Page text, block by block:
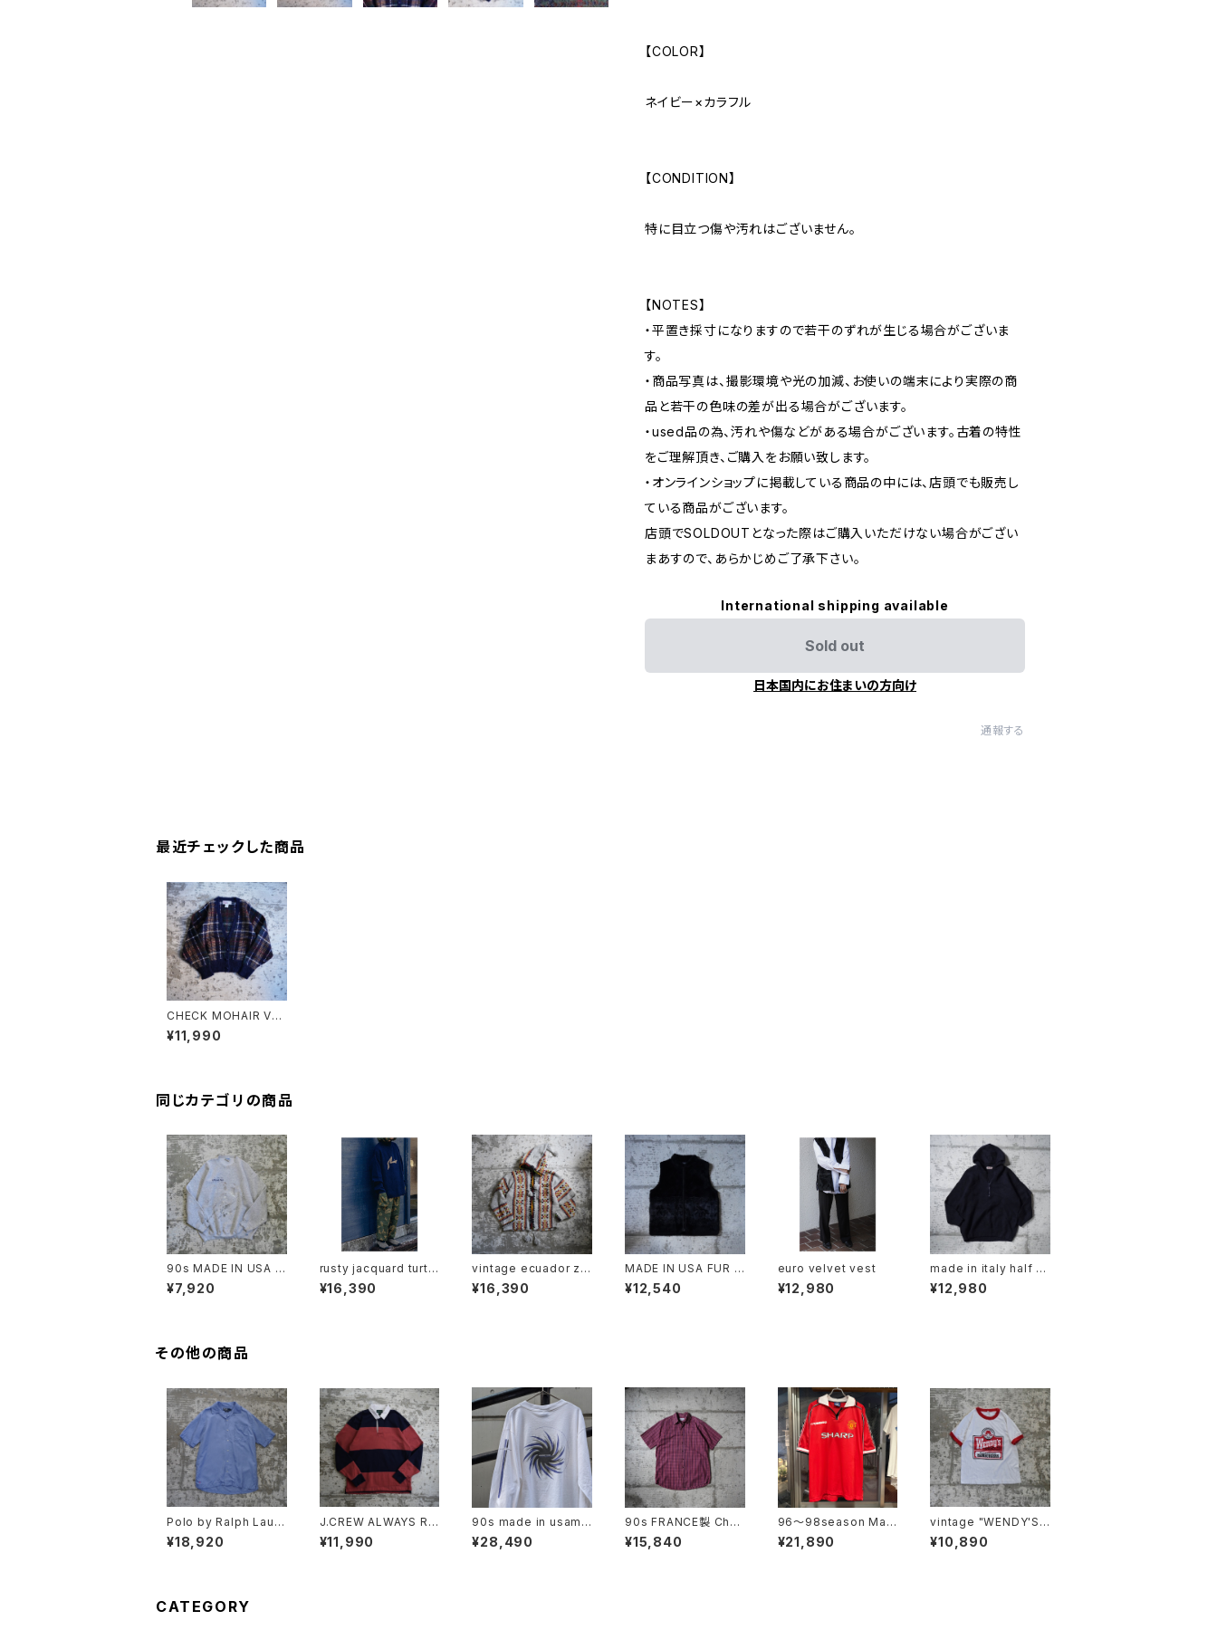
【COLOR】
ネイビー×カラフル
【CONDITION】
特に目立つ傷や汚れはございません。
【NOTES】
・平置き採寸になりますので若干のずれが生じる場合がございま
す。
・商品写真は、撮影環境や光の加減、お使いの端末により実際の商
品と若干の色味の差が出る場合がございます。
・used品の為、汚れや傷などがある場合がございます。古着の特性
をご理解頂き、ご購入をお願い致します。
・オンラインショップに掲載している商品の中には、店頭でも販売し
ている商品がございます。
店頭でSOLDOUTとなった際はご購入いただけない場合がござい
まあすので、あらかじめご了承下さい。
International shipping available
Sold out
日本国内にお住まいの方向け
通報する
最近チェックした商品
CHECK MOHAIR VN
ECK CARDIGAN
¥11,990
同じカテゴリの商品
90s MADE IN USA /
PAINTED SWEAT
¥7,920
rusty jacquard turtl
eneck
¥16,390
vintage ecuador zip
knitwear
¥16,390
MADE IN USA FUR V
EST
¥12,540
euro velvet vest
¥12,980
made in italy half zi
p knit hoodie
¥12,980
その他の商品
Polo by Ralph Laure
n Open Collar Shirt
"CALDWELL"
¥18,920
J.CREW ALWAYS RU
GBY SHIRT "PINK"
¥11,990
90s made in usama
cromedia l/s tee
¥28,490
90s FRANCE製 Chris
tian Dior Checkered
S/S Shirt
¥15,840
96〜98season Man
chester United Retr
o home shirt
¥21,890
vintage "WENDY'S"
ringer tee
¥10,890
CATEGORY